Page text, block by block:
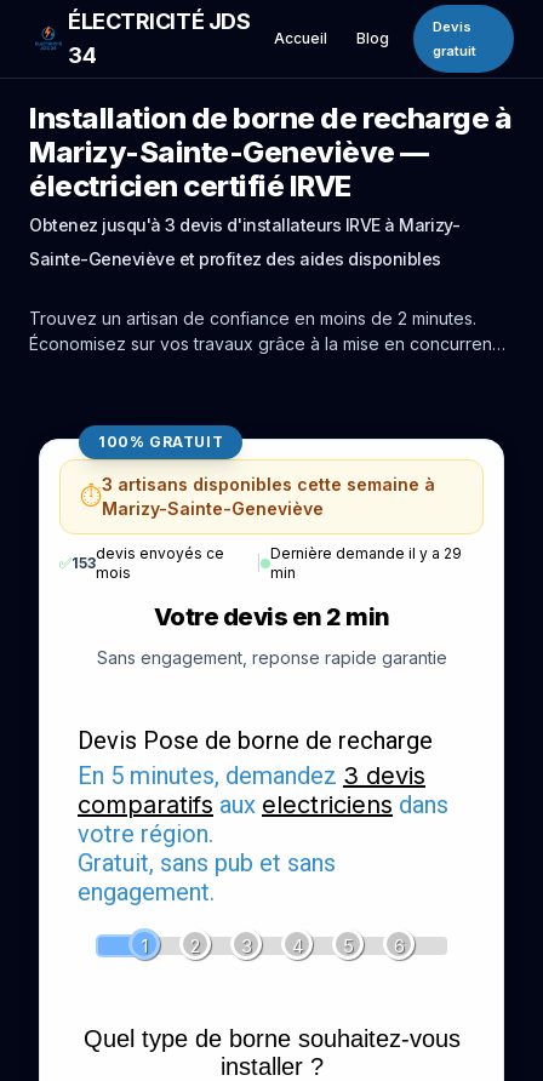
ÉLECTRICITÉ JDS
34
Accueil Blog
Devis
gratuit
Installation de borne de recharge à
Marizy-Sainte-Geneviève —
électricien certifié IRVE
Obtenez jusqu'à 3 devis d'installateurs IRVE à Marizy-
Sainte-Geneviève et profitez des aides disponibles
Trouvez un artisan de confiance en moins de 2 minutes.
Économisez sur vos travaux grâce à la mise en concurrence
100% GRATUIT
⏱️3 artisans disponibles cette semaine à
Marizy-Sainte-Geneviève
✅153
devis envoyés ce
mois
|
Dernière demande il y a 29
min
Votre devis en 2 min
Sans engagement, reponse rapide garantie
Devis Pose de borne de recharge
En 5 minutes, demandez 3 devis
comparatifs aux electriciens dans
votre région.
Gratuit, sans pub et sans
engagement.
1 2 3 4 5 6
Quel type de borne souhaitez-vous
installer ?